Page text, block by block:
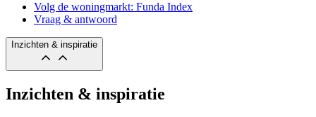
Volg de woningmarkt: Funda Index
Vraag & antwoord
Inzichten & inspiratie
Inzichten & inspiratie